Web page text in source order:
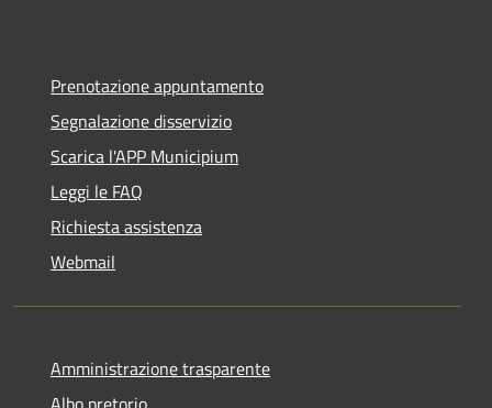
Prenotazione appuntamento
Segnalazione disservizio
Scarica l'APP Municipium
Leggi le FAQ
Richiesta assistenza
Webmail
Amministrazione trasparente